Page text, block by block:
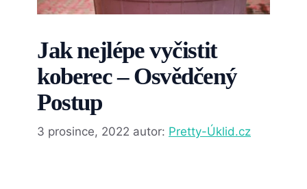
Jak nejlépe vyčistit
koberec – Osvědčený
Postup
3 prosince, 2022 autor: Pretty-Úklid.cz